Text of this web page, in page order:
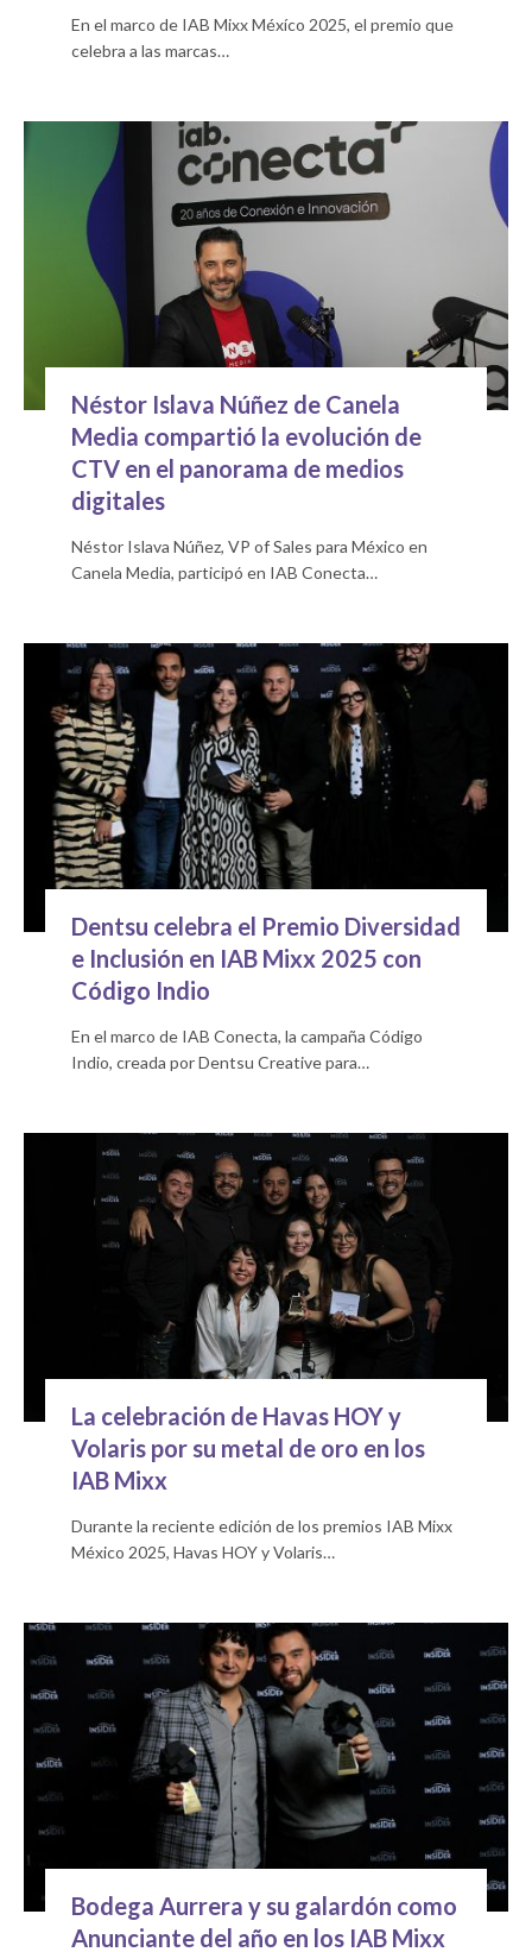
En el marco de IAB Mixx Méxíco 2025, el premio que
celebra a las marcas…
Néstor Islava Núñez de Canela
Media compartió la evolución de
CTV en el panorama de medios
digitales
Néstor Islava Núñez, VP of Sales para México en
Canela Media, participó en IAB Conecta…
Dentsu celebra el Premio Diversidad
e Inclusión en IAB Mixx 2025 con
Código Indio
En el marco de IAB Conecta, la campaña Código
Indio, creada por Dentsu Creative para…
La celebración de Havas HOY y
Volaris por su metal de oro en los
IAB Mixx
Durante la reciente edición de los premios IAB Mixx
México 2025, Havas HOY y Volaris…
Bodega Aurrera y su galardón como
Anunciante del año en los IAB Mixx